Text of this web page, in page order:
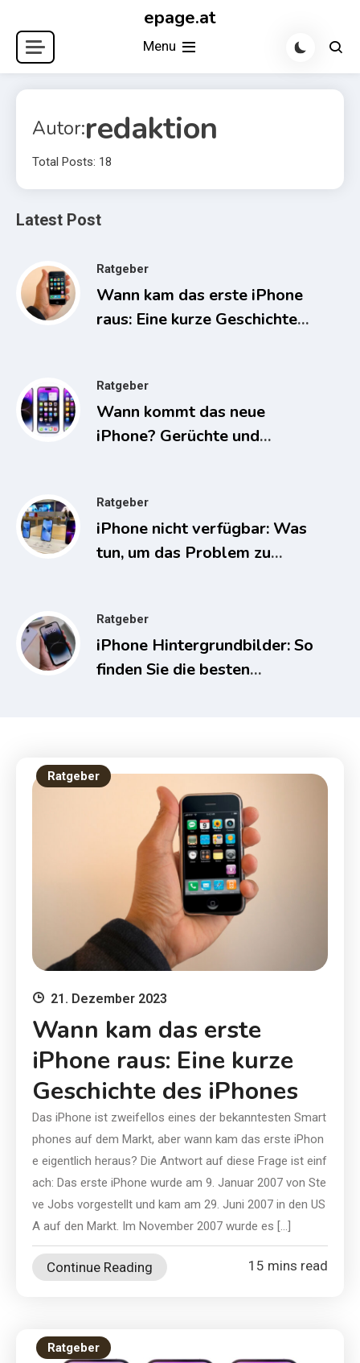
content
epage.at
Menu
Autor:redaktion
Total Posts: 18
Latest Post
Ratgeber
Wann kam das erste iPhone
raus: Eine kurze Geschichte
Ratgeber
Wann kommt das neue
iPhone? Gerüchte und
Ratgeber
iPhone nicht verfügbar: Was
tun, um das Problem zu
Ratgeber
iPhone Hintergrundbilder: So
finden Sie die besten
Ratgeber
21. Dezember 2023
Wann kam das erste
iPhone raus: Eine kurze
Geschichte des iPhones
Das iPhone ist zweifellos eines der bekanntesten Smart
phones auf dem Markt, aber wann kam das erste iPhon
e eigentlich heraus? Die Antwort auf diese Frage ist einf
ach: Das erste iPhone wurde am 9. Januar 2007 von Ste
ve Jobs vorgestellt und kam am 29. Juni 2007 in den US
A auf den Markt. Im November 2007 wurde es […]
Continue Reading 15 mins read
Ratgeber